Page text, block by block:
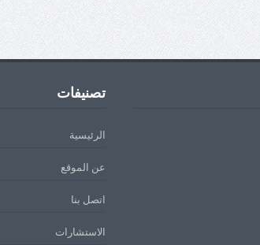
تصنيفات
الرئيسية
عن الموقع
اتصل بنا
الاستشارات